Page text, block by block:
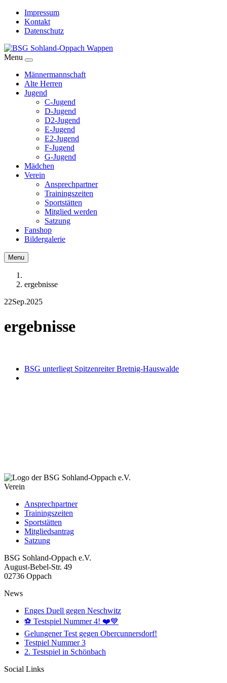
Impressum
Kontakt
Datenschutz
Menu
Männermannschaft
Alte Herren
Jugend
C-Jugend
D-Jugend
D2-Jugend
E-Jugend
E2-Jugend
F-Jugend
G-Jugend
Mädchen
Verein
Ansprechpartner
Trainingszeiten
Sportstätten
Mitglied werden
Satzung
Fanshop
Bildergalerie
Menu
ergebnisse
22Sep.2025
ergebnisse
BSG unterliegt Spitzenreiter Bretnig-Hauswalde
Verein
Ansprechpartner
Trainingszeiten
Sportstätten
Mitgliedsantrag
Satzung
BSG Sohland-Oppach e.V.
August-Bebel-Str. 49
02736 Oppach
News
Enges Duell gegen Neschwitz
⚽️ Testspiel Nummer 4! ❤️💙
Gelungener Test gegen Obercunnersdorf!
Testpiel Nummer 3
2. Testspiel in Schönbach
Social Links